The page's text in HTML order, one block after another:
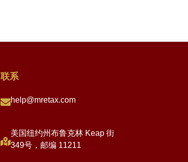
联系
help@mretax.com
美国纽约州布鲁克林 Keap 街
349号，邮编 11211